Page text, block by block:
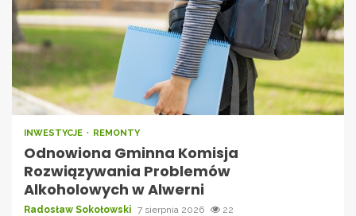
INWESTYCJE REMONTY
Odnowiona Gminna Komisja
Rozwiązywania Problemów
Alkoholowych w Alwerni
Radosław Sokołowski 7 sierpnia 2026 22